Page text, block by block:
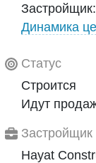
Динамика
Статус
Строится
Идут
Застройщик
Hayat